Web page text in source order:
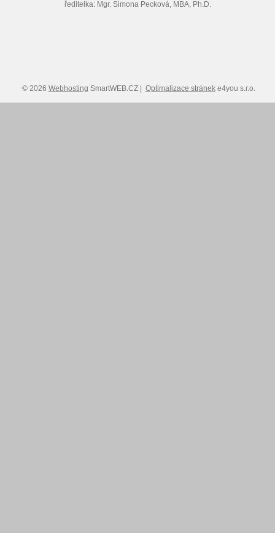
ředitelka: Mgr. Simona Pecková, MBA, Ph.D.
© 2026 Webhosting SmartWEB.CZ | Optimalizace stráneke4you s.r.o.